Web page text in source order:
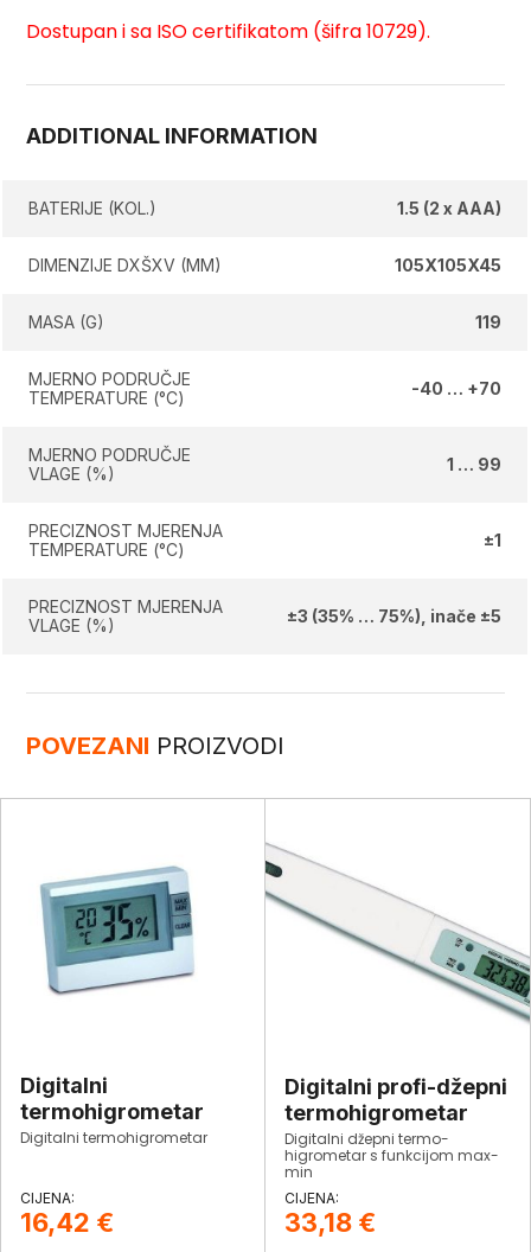
Dostupan i sa ISO certifikatom (šifra 10729).
ADDITIONAL INFORMATION
BATERIJE (KOL.) 1.5 (2 x AAA)
DIMENZIJE DXŠXV (MM) 105X105X45
MASA (G) 119
MJERNO PODRUČJE
TEMPERATURE (°C)
-40 … +70
MJERNO PODRUČJE
VLAGE (%)
1 … 99
PRECIZNOST MJERENJA
TEMPERATURE (°C)
±1
PRECIZNOST MJERENJA
VLAGE (%)
±3 (35% … 75%), inače ±5
POVEZANI PROIZVODI
Digitalni
termohigrometar
Digitalni termohigrometar
16,42 €
Digitalni profi-džepni
termohigrometar
Digitalni džepni termo-
higrometar s funkcijom max-
min
33,18 €